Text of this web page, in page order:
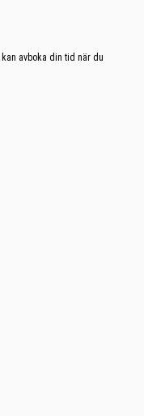
avboka din tid när du